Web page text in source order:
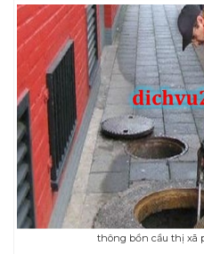
thông bồn cầu thị xã